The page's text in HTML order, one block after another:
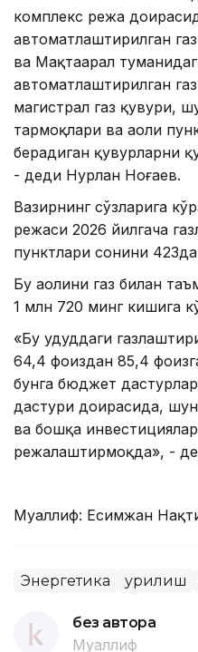
комплекс режа
автоматлаштирилган
ва Мақтаарал
автоматлаштирилган
магистрал газ қувури,
тармоқлари ва аҳоли
берадиган қувурларни
- деди Нурлан Ноғаев.
Вазирнинг сўзларига
режаси 2026 йилгача
пунктлари сонини
Бу аҳолини газ билан
1 млн 720 минг кишига
«Бу ҳудуддаги
64,4 фоиздан 85,4
бунга бюджет
дастури доирасида,
ва бошқа
режалаштирмоқда», -
Муаллиф: Есимжан
Энергетика Қурилиш
без автора
Муаллиф